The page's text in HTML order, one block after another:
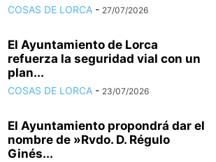
COSAS DE LORCA - 27/07/2026
El Ayuntamiento de Lorca
refuerza la seguridad vial con un
plan...
COSAS DE LORCA - 23/07/2026
El Ayuntamiento propondrá dar el
nombre de »Rvdo. D. Régulo
Ginés...